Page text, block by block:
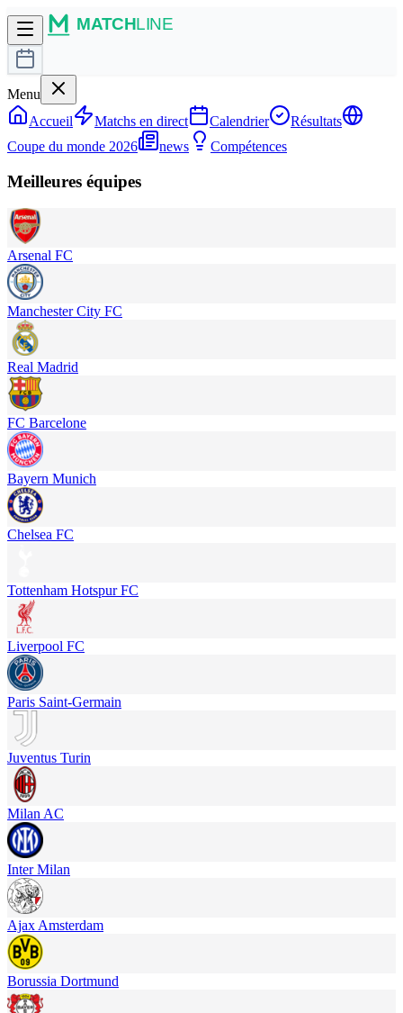
Menu
Accueil
Matchs en direct Calendrier
Résultats
Coupe du monde 2026
news Compétences
Meilleures équipes
Arsenal FC
Manchester City FC
Real Madrid
FC Barcelone
Bayern Munich
Chelsea FC
Tottenham Hotspur FC
Liverpool FC
Paris Saint-Germain
Juventus Turin
Milan AC
Inter Milan
Ajax Amsterdam
Borussia Dortmund